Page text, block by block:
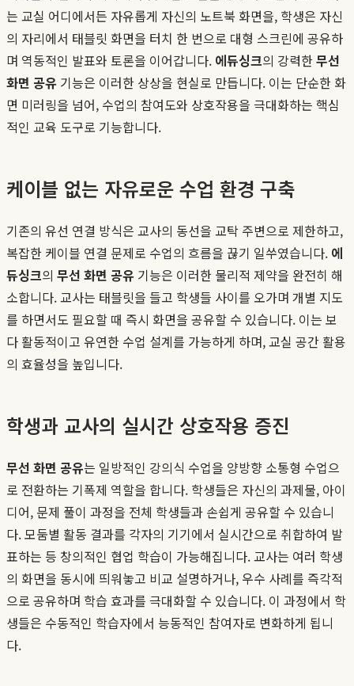
는 교실 어디에서든 자유롭게 자신의 노트북 화면을, 학생은 자신
의 자리에서 태블릿 화면을 터치 한 번으로 대형 스크린에 공유하
며 역동적인 발표와 토론을 이어갑니다. 에듀싱크의 강력한무선
화면 공유 기능은 이러한 상상을 현실로 만듭니다. 이는 단순한 화
면 미러링을 넘어, 수업의 참여도와 상호작용을 극대화하는 핵심
적인 교육 도구로 기능합니다.
케이블 없는 자유로운 수업 환경 구축
기존의 유선 연결 방식은 교사의 동선을 교탁 주변으로 제한하고,
복잡한 케이블 연결 문제로 수업의 흐름을 끊기 일쑤였습니다. 에
듀싱크의 무선 화면 공유 기능은 이러한 물리적 제약을 완전히 해
소합니다. 교사는 태블릿을 들고 학생들 사이를 오가며 개별 지도
를 하면서도 필요할 때 즉시 화면을 공유할 수 있습니다. 이는 보
다 활동적이고 유연한 수업 설계를 가능하게 하며, 교실 공간 활용
의 효율성을 높입니다.
학생과 교사의 실시간 상호작용 증진
무선 화면 공유는 일방적인 강의식 수업을 양방향 소통형 수업으
로 전환하는 기폭제 역할을 합니다. 학생들은 자신의 과제물, 아이
디어, 문제 풀이 과정을 전체 학생들과 손쉽게 공유할 수 있습니
다. 모둠별 활동 결과를 각자의 기기에서 실시간으로 취합하여 발
표하는 등 창의적인 협업 학습이 가능해집니다. 교사는 여러 학생
의 화면을 동시에 띄워놓고 비교 설명하거나, 우수 사례를 즉각적
으로 공유하며 학습 효과를 극대화할 수 있습니다. 이 과정에서 학
생들은 수동적인 학습자에서 능동적인 참여자로 변화하게 됩니
다.